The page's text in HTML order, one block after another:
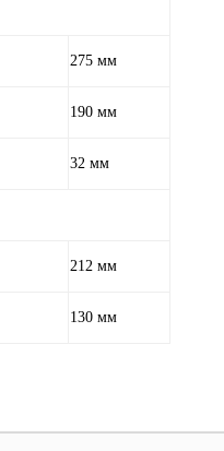
275 мм
190 мм
32 мм
212 мм
130 мм